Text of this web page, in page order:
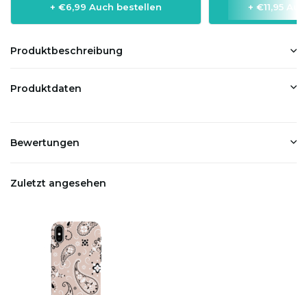
+ €6,99 Auch bestellen + €11,95
Produktbeschreibung
Produktdaten
Bewertungen
Zuletzt angesehen